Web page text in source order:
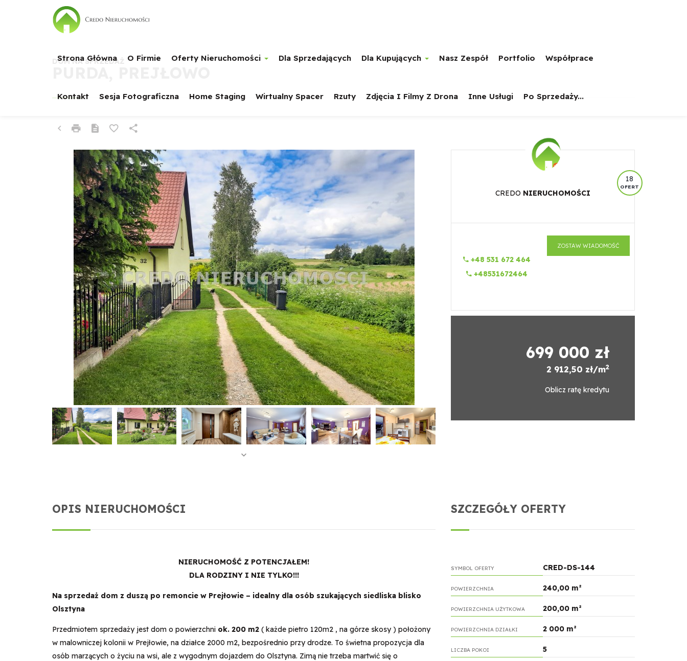
Strona Główna O Firmie Oferty Nieruchomości Dla Sprzedających Dla Kupujących Nasz Zespół Portfolio Współprace
Kontakt Sesja Fotograficzna Home Staging Wirtualny Spacer Rzuty Zdjęcia I Filmy Z Drona Inne Usługi Po Sprzedaży...
DOM NA SPRZEDAŻ
18
OFERT
CREDO NIERUCHOMOŚCI
+48 531 672 464
+48531672464
ZOSTAW WIADOMOŚĆ
699 000 zł
2 912,50 zł/m2
Oblicz ratę kredytu
OPIS NIERUCHOMOŚCI
NIERUCHOMOŚĆ Z POTENCJAŁEM!
DLA RODZINY I NIE TYLKO!!!
Na sprzedaż dom z duszą po remoncie w Prejłowie – idealny dla osób szukających siedliska blisko
Olsztyna
Przedmiotem sprzedaży jest dom o powierzchni ok. 200 m2 ( każde pietro 120m2 , na górze skosy ) położony
w malowniczej kolonii w Prejłowie, na działce 2000 m2, bezpośrednio przy drodze. To świetna propozycja dla
osób marzących o życiu na wsi, ale z wygodnym dojazdem do Olsztyna. Zimą nie trzeba martwić się o
SZCZEGÓŁY OFERTY
SYMBOL OFERTY CRED-DS-144
POWIERZCHNIA 240,00 m²
POWIERZCHNIA UŻYTKOWA 200,00 m²
POWIERZCHNIA DZIAŁKI 2 000 m²
LICZBA POKOI 5